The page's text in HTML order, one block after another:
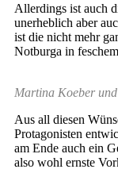
Allerdings ist auch
unerheblich aber
ist die nicht mehr
Notburga in
Martina Koeber
Aus all diesen
Protagonisten
am Ende auch ein
also wohl ernste